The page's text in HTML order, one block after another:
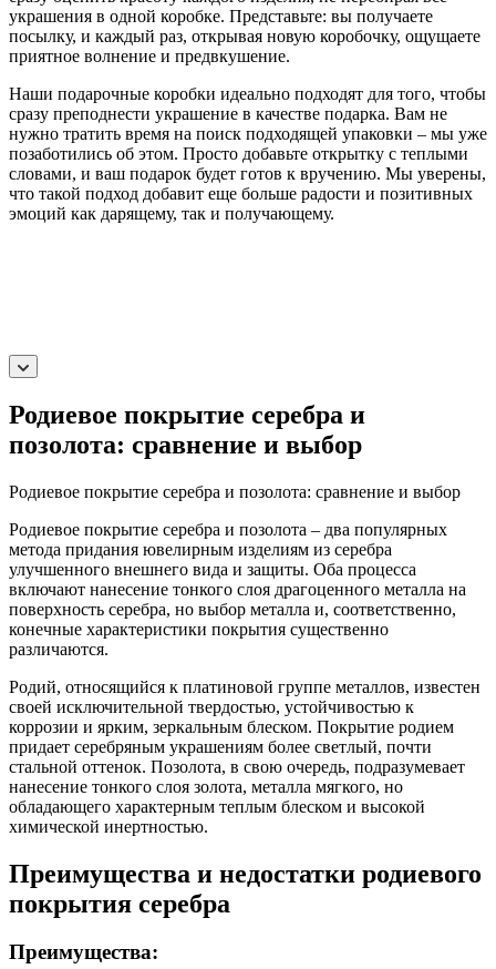
украшения в одной коробке. Представьте: вы получаете
посылку, и каждый раз, открывая новую коробочку, ощущаете
приятное волнение и предвкушение.
Наши подарочные коробки идеально подходят для того, чтобы
сразу преподнести украшение в качестве подарка. Вам не
нужно тратить время на поиск подходящей упаковки – мы уже
позаботились об этом. Просто добавьте открытку с теплыми
словами, и ваш подарок будет готов к вручению. Мы уверены,
что такой подход добавит еще больше радости и позитивных
эмоций как дарящему, так и получающему.
Родиевое покрытие серебра и
позолота: сравнение и выбор
Родиевое покрытие серебра и позолота: сравнение и выбор
Родиевое покрытие серебра и позолота – два популярных
метода придания ювелирным изделиям из серебра
улучшенного внешнего вида и защиты. Оба процесса
включают нанесение тонкого слоя драгоценного металла на
поверхность серебра, но выбор металла и, соответственно,
конечные характеристики покрытия существенно
различаются.
Родий, относящийся к платиновой группе металлов, известен
своей исключительной твердостью, устойчивостью к
коррозии и ярким, зеркальным блеском. Покрытие родием
придает серебряным украшениям более светлый, почти
стальной оттенок. Позолота, в свою очередь, подразумевает
нанесение тонкого слоя золота, металла мягкого, но
обладающего характерным теплым блеском и высокой
химической инертностью.
Преимущества и недостатки родиевого
покрытия серебра
Преимущества: